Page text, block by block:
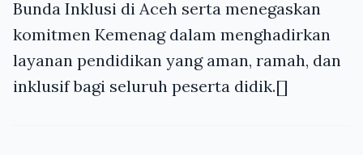
Bunda Inklusi di Aceh serta menegaskan
komitmen Kemenag dalam menghadirkan
layanan pendidikan yang aman, ramah, dan
inklusif bagi seluruh peserta didik.[]